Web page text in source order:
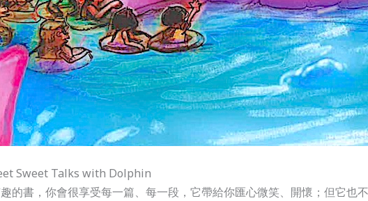
Sweet Talks with Dolphin
的書，你會很享受每一篇、每一段，它帶給你匯心微笑、開懷；但它也